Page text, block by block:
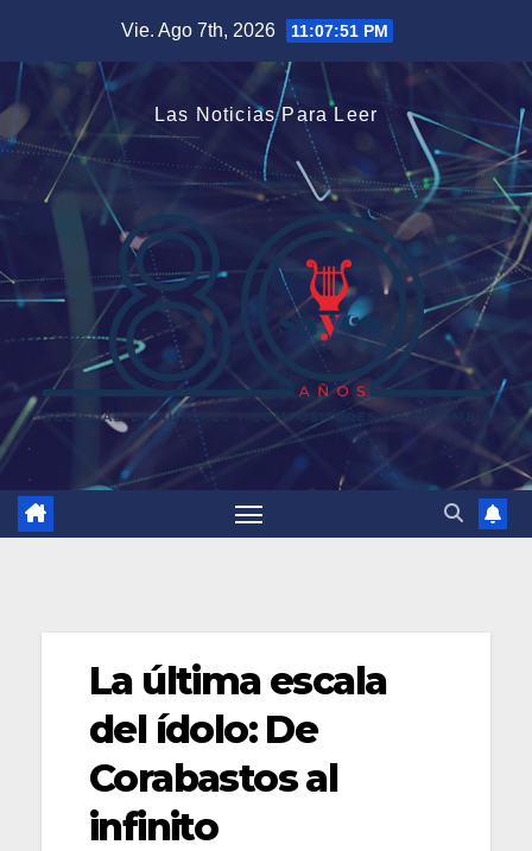
contenido
Vie. Ago 7th, 2026 11:07:53 PM
Las Noticias Para Leer
La última escala
del ídolo: De
Corabastos al
infinito